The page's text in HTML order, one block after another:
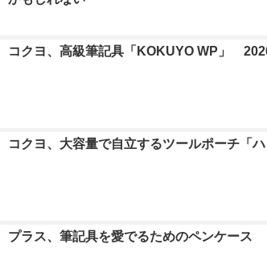
コクヨ、高級筆記具「KOKUYO WP」
コクヨ、大容量で自立するツールポーチ「ハ
プラス、筆記具を愛でるためのペンケース